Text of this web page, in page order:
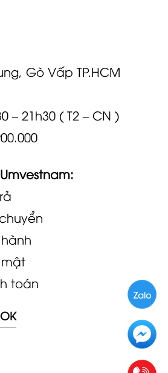
Gò Vấp TP.HCM
– 21h30 ( T2 – CN )
toán
Zalo